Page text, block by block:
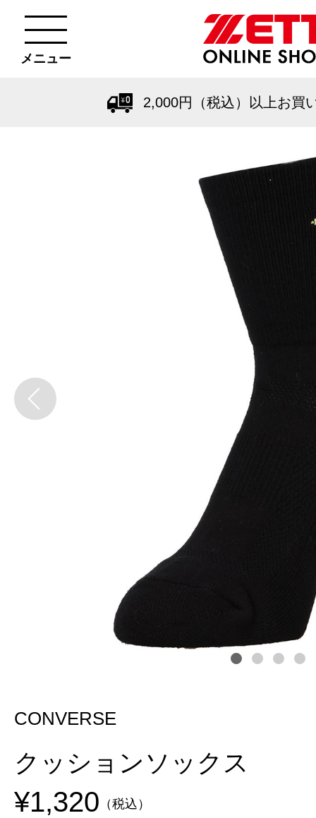
メニュー
2,000円（税込）以上お買
CONVERSE
クッションソックス
¥1,320 （税込）